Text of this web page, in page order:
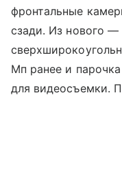
фронтальные
сзади. Из нового —
Мп ранее и
для видеосъемки.